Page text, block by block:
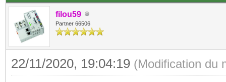
filou59
Partner 66506
22/11/2020, 19:04:19 (Modification du